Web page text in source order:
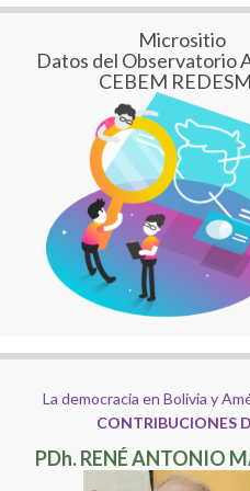
Micrositio
Datos del Observatorio
CEBEM
La democracia en Bolivia y
CONTRIBUCIONES
PDh. RENÉ ANTONIO